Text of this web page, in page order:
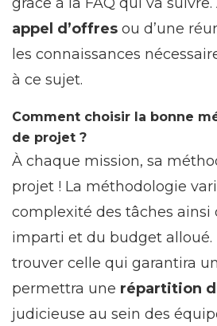
appel d’offres ou d’une
les connaissances
à ce sujet.
Comment choisir la bonne
de projet ?
À chaque mission, sa
projet ! La méthodologie
complexité des tâches ainsi
imparti et du budget alloué.
trouver celle qui garantira
permettra une répartition
judicieuse au sein des